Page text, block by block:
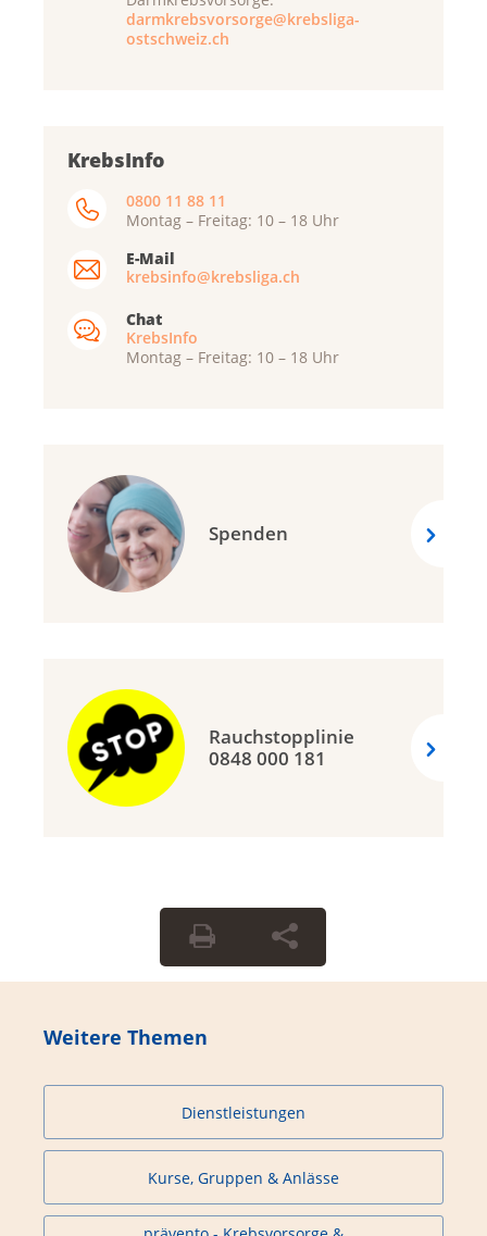
darmkrebsvorsorge@krebsliga-
ostschweiz.ch
KrebsInfo
0800 11 88 11
Montag – Freitag: 10 – 18 Uhr
E-Mail
krebsinfo@krebsliga.ch
Chat
KrebsInfo
Montag – Freitag: 10 – 18 Uhr
Spenden
Rauchstopplinie
0848 000 181
Weitere Themen
Dienstleistungen
Kurse, Gruppen & Anlässe